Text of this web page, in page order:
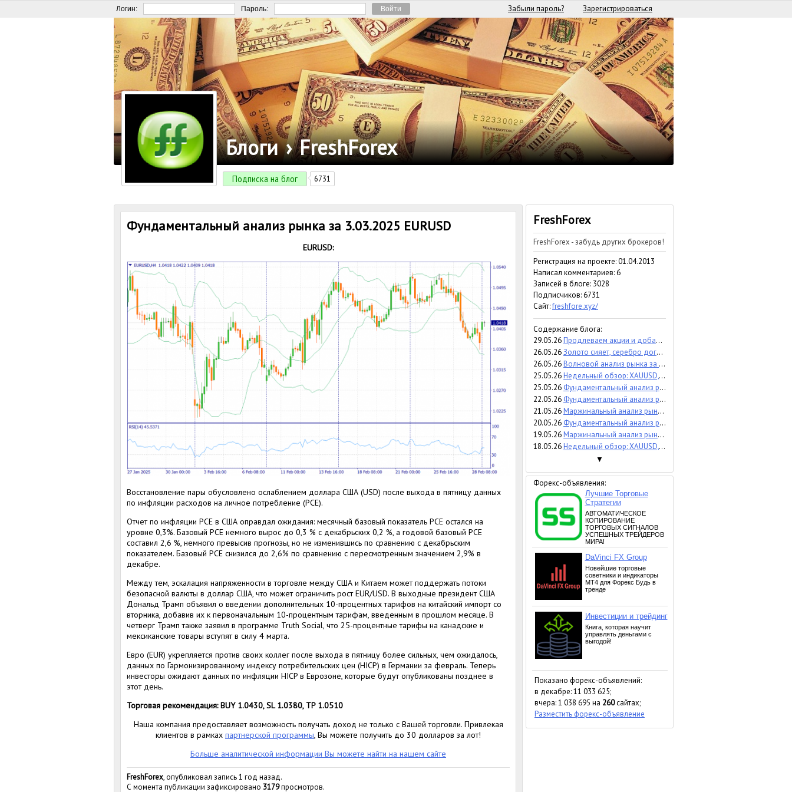
Логин: Пароль: Забыли пароль? Зарегистрироваться
Блоги › FreshForex
Подписка на блог 6731
Фундаментальный анализ рынка за 3.03.2025 EURUSD
EURUSD:
Восстановление пары обусловлено ослаблением доллара США (USD) после выхода в пятницу данных
по инфляции расходов на личное потребление (PCE).
Отчет по инфляции PCE в США оправдал ожидания: месячный базовый показатель PCE остался на
уровне 0,3%. Базовый PCE немного вырос до 0,3 % с декабрьских 0,2 %, а годовой базовый PCE
составил 2,6 %, немного превысив прогнозы, но не изменившись по сравнению с декабрьским
показателем. Базовый PCE снизился до 2,6% по сравнению с пересмотренным значением 2,9% в
декабре.
Между тем, эскалация напряженности в торговле между США и Китаем может поддержать потоки
безопасной валюты в доллар США, что может ограничить рост EUR/USD. В выходные президент США
Дональд Трамп объявил о введении дополнительных 10-процентных тарифов на китайский импорт со
вторника, добавив их к первоначальным 10-процентным тарифам, введенным в прошлом месяце. В
четверг Трамп также заявил в программе Truth Social, что 25-процентные тарифы на канадские и
мексиканские товары вступят в силу 4 марта.
Евро (EUR) укрепляется против своих коллег после выхода в пятницу более сильных, чем ожидалось,
данных по Гармонизированному индексу потребительских цен (HICP) в Германии за февраль. Теперь
инвесторы ожидают данных по инфляции HICP в Еврозоне, которые будут опубликованы позднее в
этот день.
Торговая рекомендация: BUY 1.0430, SL 1.0380, TP 1.0510
Наша компания предоставляет возможность получать доход не только с Вашей торговли. Привлекая
клиентов в рамках партнерской программы, Вы можете получить до 30 долларов за лот!
Больше аналитической информации Вы можете найти на нашем сайте
FreshForex, опубликовал запись 1 год назад.
С момента публикации зафиксировано 3179просмотров.
FreshForex
FreshForex - забудь других брокеров!
Регистрация на проекте: 01.04.2013
Написал комментариев: 6
Записей в блоге: 3028
Подписчиков:6731
Сайт:freshfore.xyz/
Содержание блога:
29.05.26Продлеваем акции и добавляем майский бонус 126%
26.05.26Золото сияет, серебро догоняет
26.05.26Волновой анализ рынка за 26.05.2026 BTCUSD
25.05.26Недельный обзор: XAUUSD, #SP500, #BRENT | 29 мая 2026
25.05.26 Фундаментальный анализ рынка за 25.05.2026 EURUSD
22.05.26 Фундаментальный анализ рынка за 22.05.2026 USDJPY
21.05.26Маржинальный анализ рынка за 21.05.2026 #NQ100
20.05.26 Фундаментальный анализ рынка за 20.05.2026 GBPUSD
19.05.26Маржинальный анализ рынка за 19.05.2026 XAUUSD
18.05.26Недельный обзор: XAUUSD, #SP500, #BRENT | 22 мая 2026
▼
Форекс-объявления:
Показано форекс-объявлений:
в декабре: 11 033 625;
вчера: 1 038 695 на 260сайтах;
Разместить форекс-объявление